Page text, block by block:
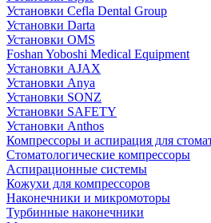
Установки Cefla Dental Group
Установки Darta
Установки OMS
Foshan Yoboshi Medical Equipment
Установки AJAX
Установки Anya
Установки SONZ
Установки SAFETY
Установки Anthos
Компрессоры и аспирация для
Стоматологические компрессоры
Аспирационные системы
Кожухи для компрессоров
Наконечники и микромоторы
Турбинные наконечники